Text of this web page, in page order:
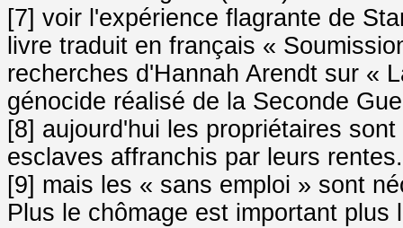
[7] voir l'expérience flagrante de
livre traduit en français «
recherches d'Hannah Arendt sur «
génocide réalisé de la Seconde
[8] aujourd'hui les propriétaires
esclaves affranchis par leurs rentes.
[9] mais les « sans emploi » sont
Plus le chômage est important